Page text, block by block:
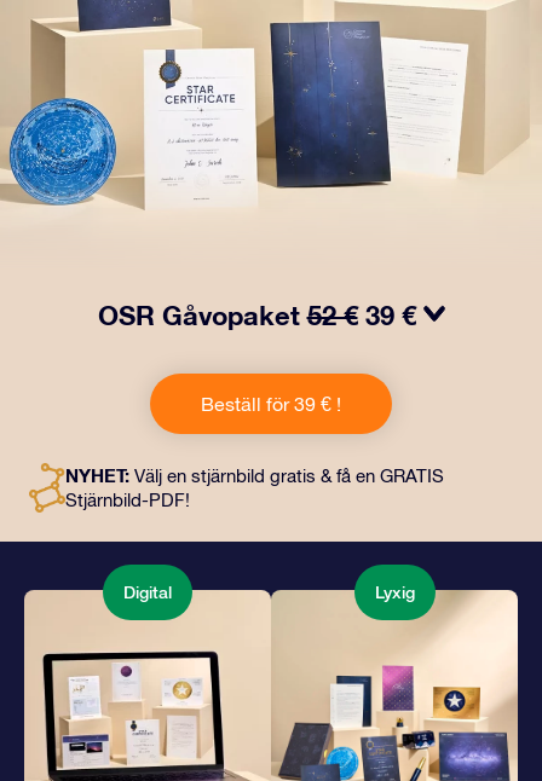
OSR Gåvopaket52 € 39 €
gåva ingår ett vackert kuvert och personliga dokument
som skickas till en adress som du väljer, samt digitala
dokument och fri användning av våra appar. Det är ett
kära.
Beställ för 39 € !
NYHET: Välj en stjärnbild gratis & få en GRATIS
Stjärnbild-PDF!
Digital Lyxig